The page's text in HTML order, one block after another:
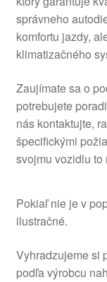
správneho
komfortu jazdy,
klimatizačného
Zaujímate sa o
potrebujete
nás kontaktujte,
špecifickými
svojmu vozidlu to
Pokiaľ nie je v
ilustračné.
Vyhradzujeme si
podľa výrobcu